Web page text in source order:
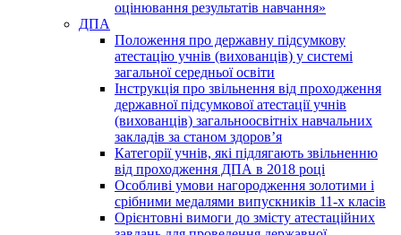
оцінювання результатів навчання»
ДПА
Положення про державну підсумкову
атестацію учнів (вихованців) у системі
загальної середньої освіти
Інструкція про звільнення від проходження
державної підсумкової атестації учнів
(вихованців) загальноосвітніх навчальних
закладів за станом здоров’я
Категорії учнів, які підлягають звільненню
від проходження ДПА в 2018 році
Особливі умови нагородження золотими і
срібними медалями випускників 11-х класів
Орієнтовні вимоги до змісту атестаційних